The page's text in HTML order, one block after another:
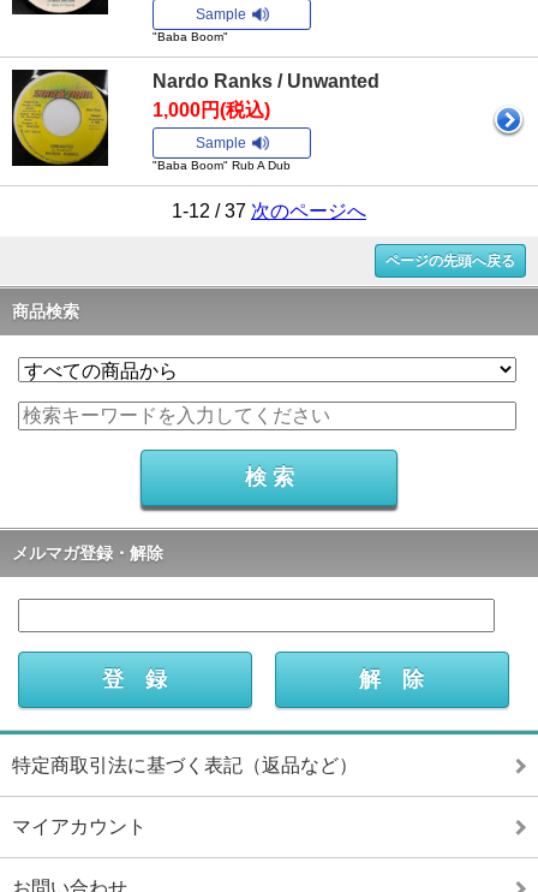
Sample
"Baba Boom"
Nardo Ranks / Unwanted
1,000円(税込)
Sample
"Baba Boom" Rub A Dub
1-12 / 37 次のページへ
ページの先頭へ戻る
商品検索
メルマガ登録・解除
特定商取引法に基づく表記（返品など）
マイアカウント
お問い合わせ